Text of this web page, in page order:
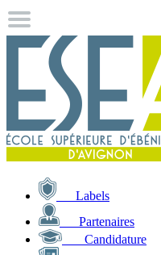
Labels
Partenaires
Candidature